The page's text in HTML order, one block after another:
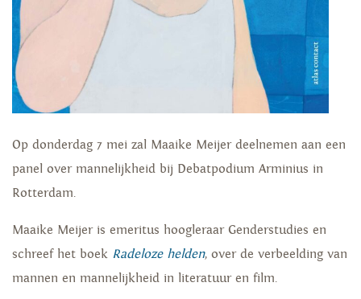
Op donderdag 7 mei zal Maaike Meijer deelnemen aan een
panel over mannelijkheid bij Debatpodium Arminius in
Rotterdam.
Maaike Meijer is emeritus hoogleraar Genderstudies en
schreef het boek Radeloze helden, over de verbeelding van
mannen en mannelijkheid in literatuur en film.